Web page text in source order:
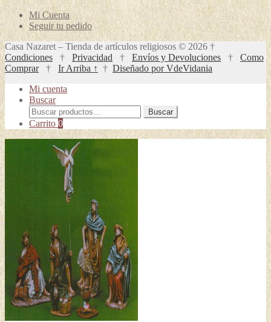
Mi Cuenta
Seguir tu pedido
Casa Nazaret – Tienda de artículos religiosos © 2026 †
Condiciones † Privacidad † Envíos y Devoluciones † Como
Comprar† Ir Arriba ↑ † Diseñado por VdeVidania
Mi cuenta
Buscar
Buscar
por:
Buscar
Carrito 0